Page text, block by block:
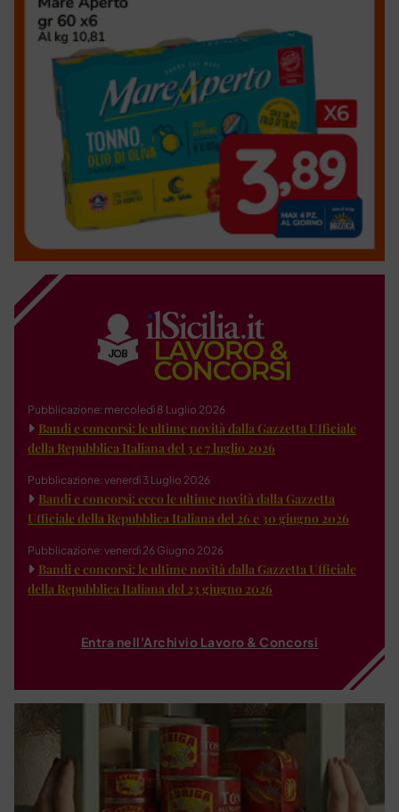
Pubblicazione: mercoledì 8 Luglio 2026
Bandi e concorsi: le ultime novità dalla Gazzetta Ufficiale
della Repubblica Italiana del 3 e 7 luglio 2026
Pubblicazione: venerdì 3 Luglio 2026
Bandi e concorsi: ecco le ultime novità dalla Gazzetta
Ufficiale della Repubblica Italiana del 26 e 30 giugno 2026
Pubblicazione: venerdì 26 Giugno 2026
Bandi e concorsi: le ultime novità dalla Gazzetta Ufficiale
della Repubblica Italiana del 23 giugno 2026
Entra nell'Archivio Lavoro & Concorsi